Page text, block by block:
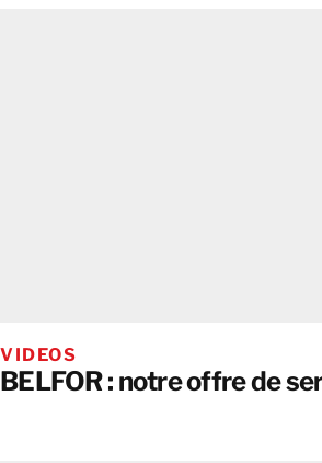
VIDEOS
BELFOR : notre offre de